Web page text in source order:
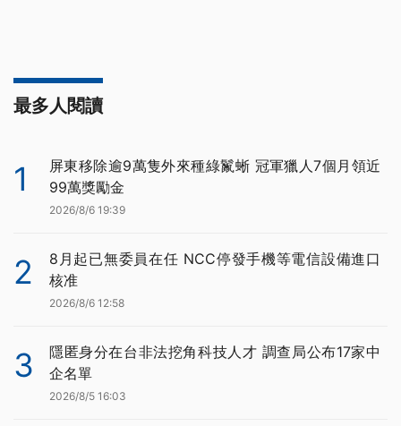
最多人閱讀
1
屏東移除逾9萬隻外來種綠鬣蜥 冠軍獵人7個月領近
99萬獎勵金
2026/8/6 19:39
2
8月起已無委員在任 NCC停發手機等電信設備進口
核准
2026/8/6 12:58
3
隱匿身分在台非法挖角科技人才 調查局公布17家中
企名單
2026/8/5 16:03